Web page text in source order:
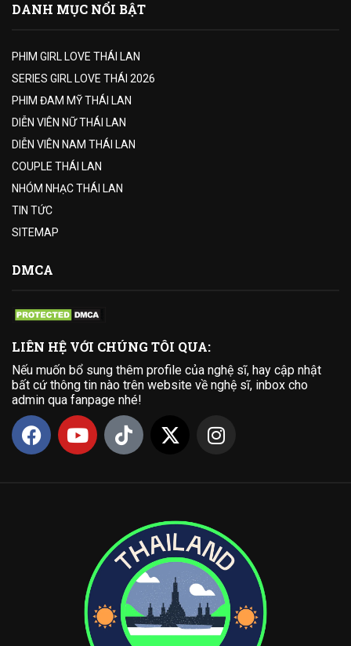
DANH MỤC NỔI BẬT
PHIM GIRL LOVE THÁI LAN
SERIES GIRL LOVE THÁI 2026
PHIM ĐAM MỸ THÁI LAN
DIỄN VIÊN NỮ THÁI LAN
DIỄN VIÊN NAM THÁI LAN
COUPLE THÁI LAN
NHÓM NHẠC THÁI LAN
TIN TỨC
SITEMAP
DMCA
LIÊN HỆ VỚI CHÚNG TÔI QUA:
Nếu muốn bổ sung thêm profile của nghệ sĩ, hay cập nhật
bất cứ thông tin nào trên website về nghệ sĩ, inbox cho
admin qua fanpage nhé!